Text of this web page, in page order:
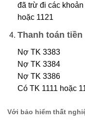
đã trừ đi các
hoặc 1121
Thanh toán tiền
Nợ TK 3383
Nợ TK 3384
Nợ TK 3386
Có TK 1111 hoặc
Với bảo hiểm thất